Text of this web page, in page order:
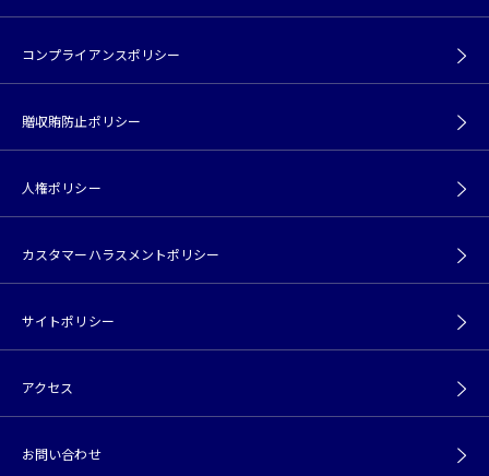
コンプライアンスポリシー
贈収賄防止ポリシー
人権ポリシー
カスタマーハラスメントポリシー
サイトポリシー
アクセス
お問い合わせ